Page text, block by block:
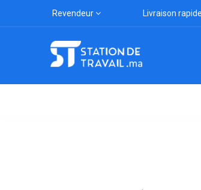
Revendeur Livraison